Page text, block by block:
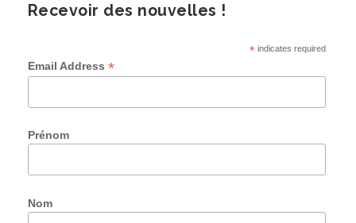
Recevoir des nouvelles !
*indicates required
Email Address *
Prénom
Nom